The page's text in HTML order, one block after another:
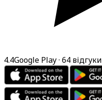
4.4Google Play· 64 відгуки